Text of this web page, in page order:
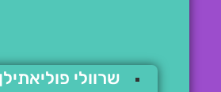
שרוולי פוליאתילן